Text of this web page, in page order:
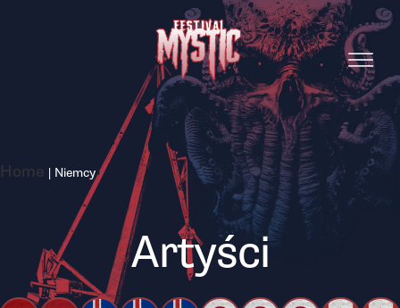
Home | Niemcy
Artyści